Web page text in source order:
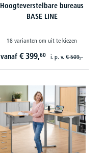
Hoogteverstelbare bureaus
BASE LINE
18 varianten om uit te kiezen
vanaf € 399,60 i. p. v. € 509,-